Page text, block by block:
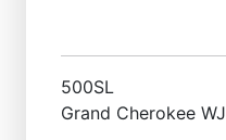
500SL
Grand Cherokee WJ